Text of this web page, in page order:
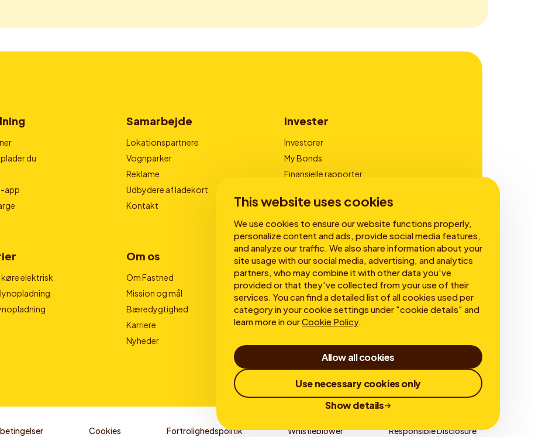
This website uses cookies
We use cookies to ensure our website functions properly,
personalize content and ads, provide social media features,
and analyze our traffic. We also share information about your
site usage with our social media, advertising, and analytics
partners, who may combine it with other data you've
provided or that they've collected from your use of their
services. You can find a detailed list of all cookies used per
category in your cookie settings under "cookie details" and
learn more in ourCookie Policy.
Allow all cookies
Use necessary cookies only
Show details
du
app
Samarbejde
Lokationspartnere
Vognparker
Reklame
Udbydere af ladekort
Kontakt
Invester
Investorer
My Bonds
Finansielle rapporter
elektrisk
Om os
Om Fastned
Mission og mål
Bæredygtighed
Karriere
Nyheder
Cookies Fortrolighedspolitik Whistleblower Responsible Disclosure